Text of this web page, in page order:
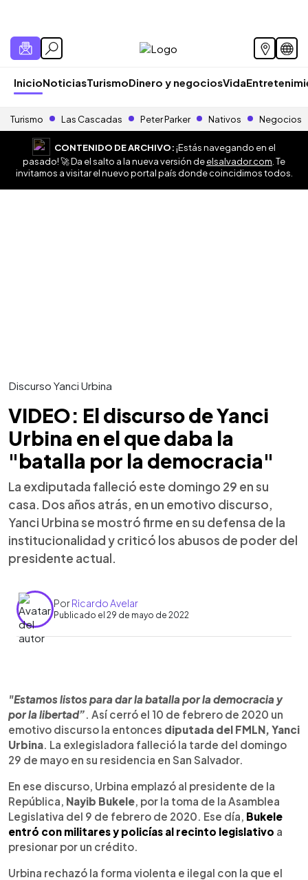
InicioNoticiasTurismoDinero y negociosVida
Turismo Las Cascadas Peter Parker Nativos Negocios
CONTENIDO DE ARCHIVO:¡Estás navegando en el
pasado! 🚀 Da el salto a la nueva versión deelsalvador.com . Te
invitamos a visitar el nuevo portal país donde coincidimos todos.
Discurso Yanci Urbina
VIDEO: El discurso de Yanci
Urbina en el que daba la
"batalla por la democracia"
La exdiputada falleció este domingo 29 en su
casa. Dos años atrás, en un emotivo discurso,
Yanci Urbina se mostró firme en su defensa de la
institucionalidad y criticó los abusos de poder del
presidente actual.
PorRicardo Avelar
Publicado el 29 de mayo de 2022
Escuchar artículo
"Estamos listos para dar la batalla por la democracia y
por la libertad” . Así cerró el 10 de febrero de 2020 un
emotivo discurso la entonces diputada del FMLN, Yanci
Urbina . La exlegisladora falleció la tarde del domingo
29 de mayo en su residencia en San Salvador.
En ese discurso, Urbina emplazó al presidente de la
República, Nayib Bukele , por la toma de la Asamblea
Legislativa del 9 de febrero de 2020. Ese día, Bukele
entró con militares y policías al recinto legislativo a
presionar por un crédito.
Urbina rechazó la forma violenta e ilegal con la que el